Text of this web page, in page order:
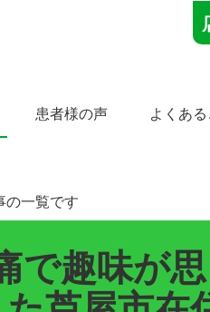
患者様の声 よくあ
一覧です
で趣味が